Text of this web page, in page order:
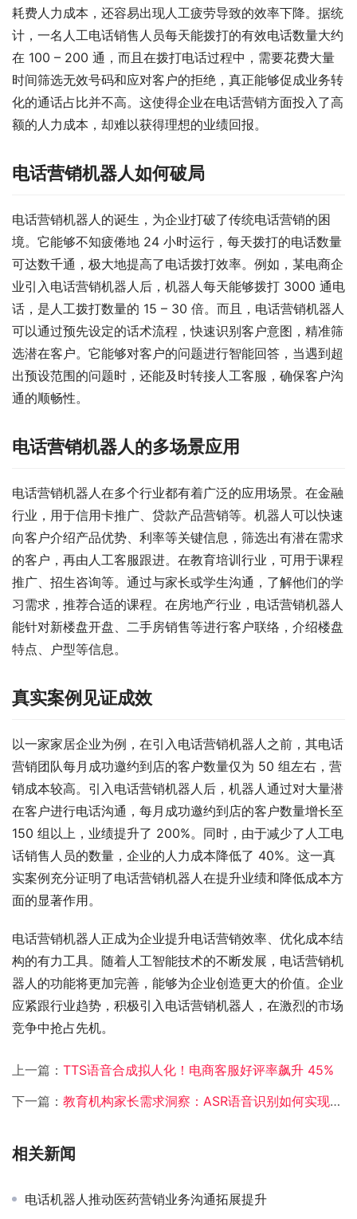
耗费人力成本，还容易出现人工疲劳导致的效率下降。据统
计，一名人工电话销售人员每天能拨打的有效电话数量大约
在 100 – 200 通，而且在拨打电话过程中，需要花费大量
时间筛选无效号码和应对客户的拒绝，真正能够促成业务转
化的通话占比并不高。这使得企业在电话营销方面投入了高
额的人力成本，却难以获得理想的业绩回报。​
电话营销机器人如何破局​
电话营销机器人的诞生，为企业打破了传统电话营销的困
境。它能够不知疲倦地 24 小时运行，每天拨打的电话数量
可达数千通，极大地提高了电话拨打效率。例如，某电商企
业引入电话营销机器人后，机器人每天能够拨打 3000 通电
话，是人工拨打数量的 15 – 30 倍。而且，电话营销机器人
可以通过预先设定的话术流程，快速识别客户意图，精准筛
选潜在客户。它能够对客户的问题进行智能回答，当遇到超
出预设范围的问题时，还能及时转接人工客服，确保客户沟
通的顺畅性。​
电话营销机器人的多场景应用​
电话营销机器人在多个行业都有着广泛的应用场景。在金融
行业，用于信用卡推广、贷款产品营销等。机器人可以快速
向客户介绍产品优势、利率等关键信息，筛选出有潜在需求
的客户，再由人工客服跟进。在教育培训行业，可用于课程
推广、招生咨询等。通过与家长或学生沟通，了解他们的学
习需求，推荐合适的课程。在房地产行业，电话营销机器人
能针对新楼盘开盘、二手房销售等进行客户联络，介绍楼盘
特点、户型等信息。​
真实案例见证成效​
以一家家居企业为例，在引入电话营销机器人之前，其电话
营销团队每月成功邀约到店的客户数量仅为 50 组左右，营
销成本较高。引入电话营销机器人后，机器人通过对大量潜
在客户进行电话沟通，每月成功邀约到店的客户数量增长至
150 组以上，业绩提升了 200%。同时，由于减少了人工电
话销售人员的数量，企业的人力成本降低了 40%。这一真
实案例充分证明了电话营销机器人在提升业绩和降低成本方
面的显著作用。​
电话营销机器人正成为企业提升电话营销效率、优化成本结
构的有力工具。随着人工智能技术的不断发展，电话营销机
器人的功能将更加完善，能够为企业创造更大的价值。企业
应紧跟行业趋势，积极引入电话营销机器人，在激烈的市场
竞争中抢占先机。
上一篇： TTS语音合成拟人化！电商客服好评率飙升 45%
下一篇： 教育机构家长需求洞察：ASR语音识别如何实现转化率翻倍​
相关新闻
电话机器人推动医药营销业务沟通拓展提升